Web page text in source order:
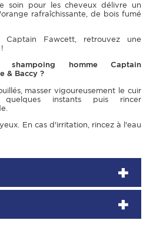
soin pour les cheveux délivre un
rafraîchissante, de bois fumé
Fawcett, retrouvez une
homme Captain
& Baccy ?
masser vigoureusement le cuir
instants puis rincer
En cas d'irritation, rincez à l'eau